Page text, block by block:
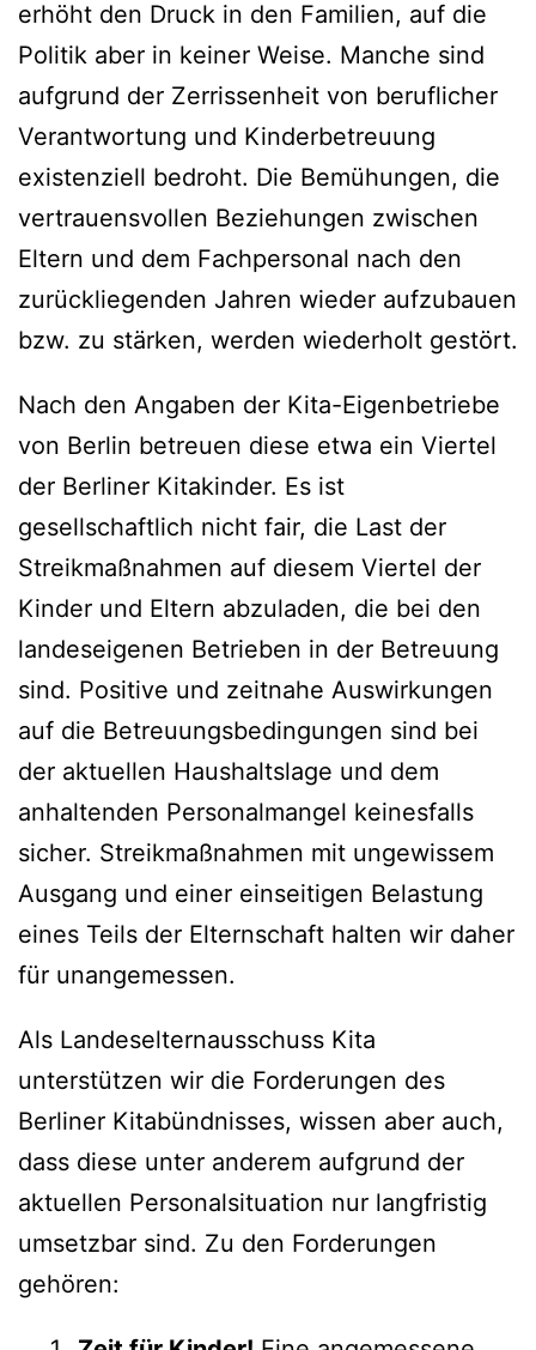
erhöht den Druck in den Familien, auf die
Politik aber in keiner Weise. Manche sind
aufgrund der Zerrissenheit von beruflicher
Verantwortung und Kinderbetreuung
existenziell bedroht. Die Bemühungen, die
vertrauensvollen Beziehungen zwischen
Eltern und dem Fachpersonal nach den
zurückliegenden Jahren wieder aufzubauen
bzw. zu stärken, werden wiederholt gestört.
Nach den Angaben der Kita-Eigenbetriebe
von Berlin betreuen diese etwa ein Viertel
der Berliner Kitakinder. Es ist
gesellschaftlich nicht fair, die Last der
Streikmaßnahmen auf diesem Viertel der
Kinder und Eltern abzuladen, die bei den
landeseigenen Betrieben in der Betreuung
sind. Positive und zeitnahe Auswirkungen
auf die Betreuungsbedingungen sind bei
der aktuellen Haushaltslage und dem
anhaltenden Personalmangel keinesfalls
sicher. Streikmaßnahmen mit ungewissem
Ausgang und einer einseitigen Belastung
eines Teils der Elternschaft halten wir daher
für unangemessen.
Als Landeselternausschuss Kita
unterstützen wir die Forderungen des
Berliner Kitabündnisses, wissen aber auch,
dass diese unter anderem aufgrund der
aktuellen Personalsituation nur langfristig
umsetzbar sind. Zu den Forderungen
gehören: